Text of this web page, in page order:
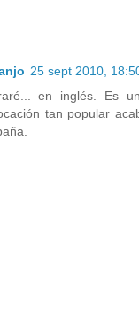
25 sept 2010,
en inglés. Es
tan popular